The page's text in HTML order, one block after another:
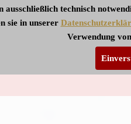
ausschließlich technisch
sie in unserer
Verwendung